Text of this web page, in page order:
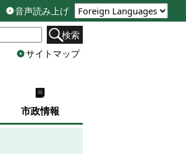
音声読み上げ
検索
サイトマップ
市政情報